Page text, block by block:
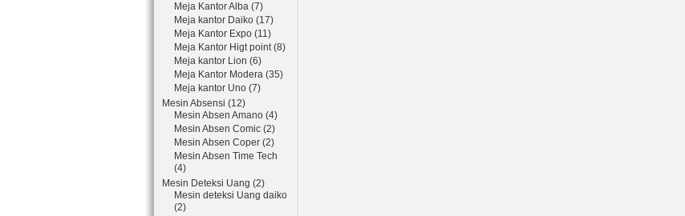
Meja Kantor Alba (7)
Meja kantor Daiko (17)
Meja Kantor Expo (11)
Meja Kantor Higt point (8)
Meja kantor Lion (6)
Meja Kantor Modera (35)
Meja kantor Uno (7)
Mesin Absensi (12)
Mesin Absen Amano (4)
Mesin Absen Comic (2)
Mesin Absen Coper (2)
Mesin Absen Time Tech
(4)
Mesin Deteksi Uang (2)
Mesin deteksi Uang daiko
(2)